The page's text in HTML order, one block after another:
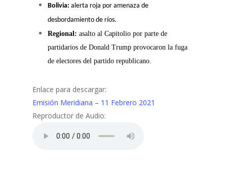
Bolivia: alerta roja por amenaza de
desbordamiento de ríos.
Regional: asalto al Capitolio por parte de
partidarios de Donald Trump provocaron la fuga
de electores del partido republicano.
Enlace para descargar:
Emisión Meridiana – 11 Febrero 2021
Reproductor de Audio: